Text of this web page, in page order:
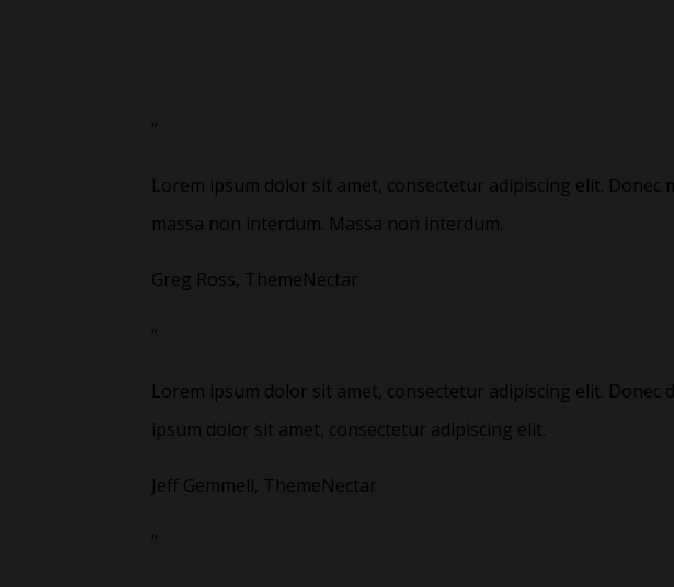
“
Lorem ipsum dolor sit amet, consectetur adipiscing elit.
massa non interdum. Massa non interdum.
Greg Ross, ThemeNectar
“
Lorem ipsum dolor sit amet, consectetur adipiscing elit.
ipsum dolor sit amet, consectetur adipiscing elit.
Jeff Gemmell, ThemeNectar
“